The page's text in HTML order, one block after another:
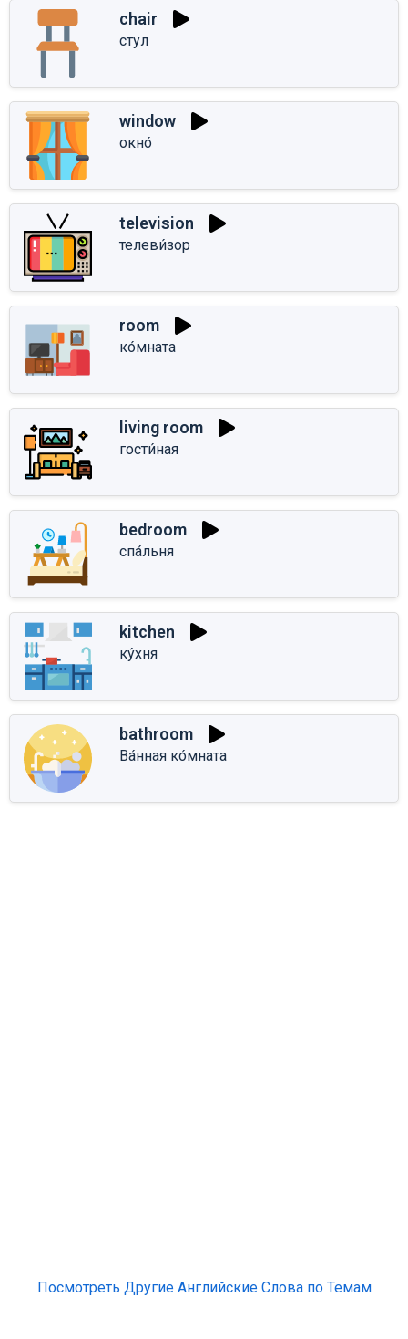
chair
стул
window
окно́
television
телеви́зор
room
ко́мната
living room
гости́ная
bedroom
спа́льня
kitchen
ку́хня
bathroom
Ва́нная ко́мната
Посмотреть Другие Английские Слова по Темам